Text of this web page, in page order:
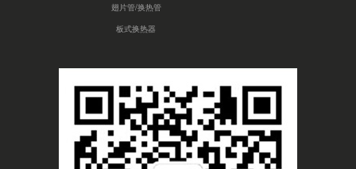
翅片管/换热管
板式换热器